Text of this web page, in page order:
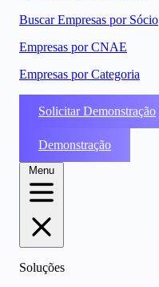
Buscar Empresas por Sócio
Empresas por CNAE
Empresas por Categoria
Solicitar Demonstração
Demonstração
Menu
Soluções